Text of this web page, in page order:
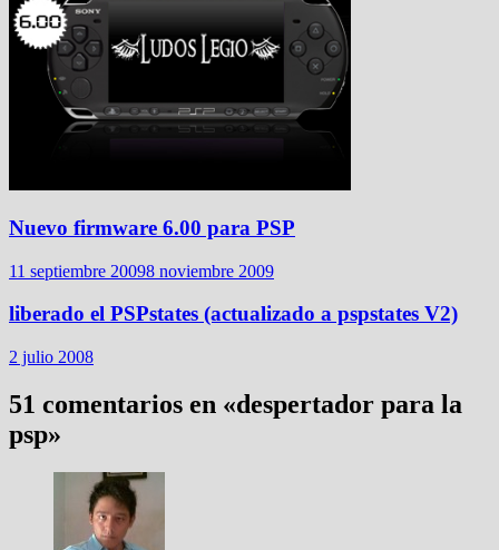
Nuevo firmware 6.00 para PSP
11 septiembre 20098 noviembre 2009
liberado el PSPstates (actualizado a pspstates V2)
2 julio 2008
51 comentarios en «despertador para la
psp»